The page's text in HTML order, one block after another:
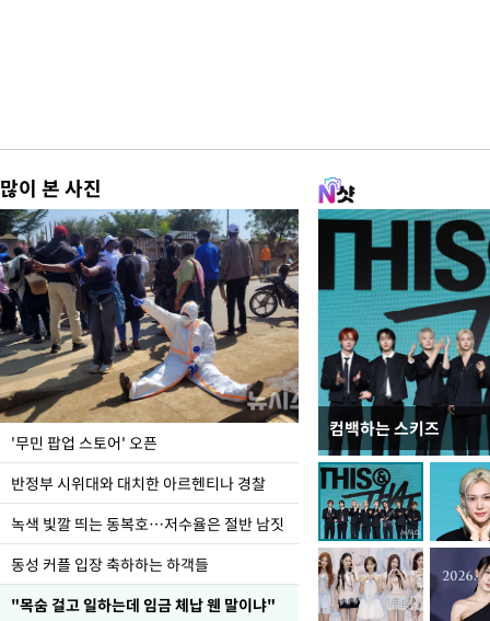
많이 본 사진
'무민 팝업 스토어' 오픈
반정부 시위대와 대치한 아르헨티나 경찰
녹색 빛깔 띄는 동복호…저수율은 절반 남짓
동성 커플 입장 축하하는 하객들
"목숨 걸고 일하는데 임금 체납 웬 말이냐"
컴백하는 스키즈
지석천 뒤덮은 개구리